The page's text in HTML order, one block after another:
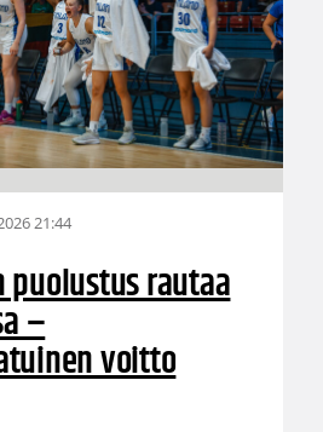
21:44
puolustus rautaa
–
voitto